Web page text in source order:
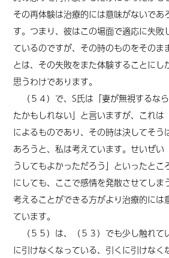
その再体験は治療的には意味がないであ
す。つまり、彼はこの場面で適応に失敗
ているのですが、その時のものをそのま
とは、その失敗をまた体験することにし
思うわけであります。
（５４）で、S氏は「妻が無視するな
たかもしれない」と言いますが、これは
によるものであり、その時は決してそう
あろうと、私は考えています。せいぜい
うしてもよかっただろう」といったとこ
にしても、ここで感情を発散させてしま
考えることができる方がより治療的には
ています。
（５５）は、（５３）でも少し触れて
に引けなくなっている、引くに引けなく